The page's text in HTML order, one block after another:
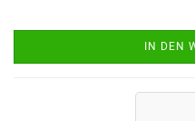
IN DEN